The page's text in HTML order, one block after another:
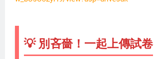
💡 別吝嗇！一起上傳試卷